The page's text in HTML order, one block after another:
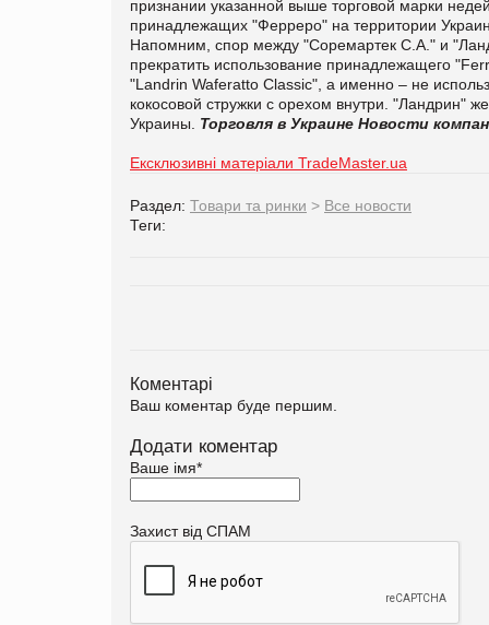
признании указанной выше торговой марки
принадлежащих "Ферреро" на территории
Напомним, спор между "Соремартек С.А." и
прекратить использование принадлежащего
"Landrin Waferatto Classic", а именно – не
кокосовой стружки с орехом внутри. "Ландрин"
Украины. Торговля в Украине Новости
Ексклюзивні матеріали TradeMaster.ua
Раздел: Товари та ринки > Все новости
Теги:
Коментарі
Ваш коментар буде першим.
Додати коментар
Ваше імя*
Захист від СПАМ